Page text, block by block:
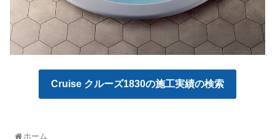
Cruise クルーズ1830の施工実績の検索
ホーム